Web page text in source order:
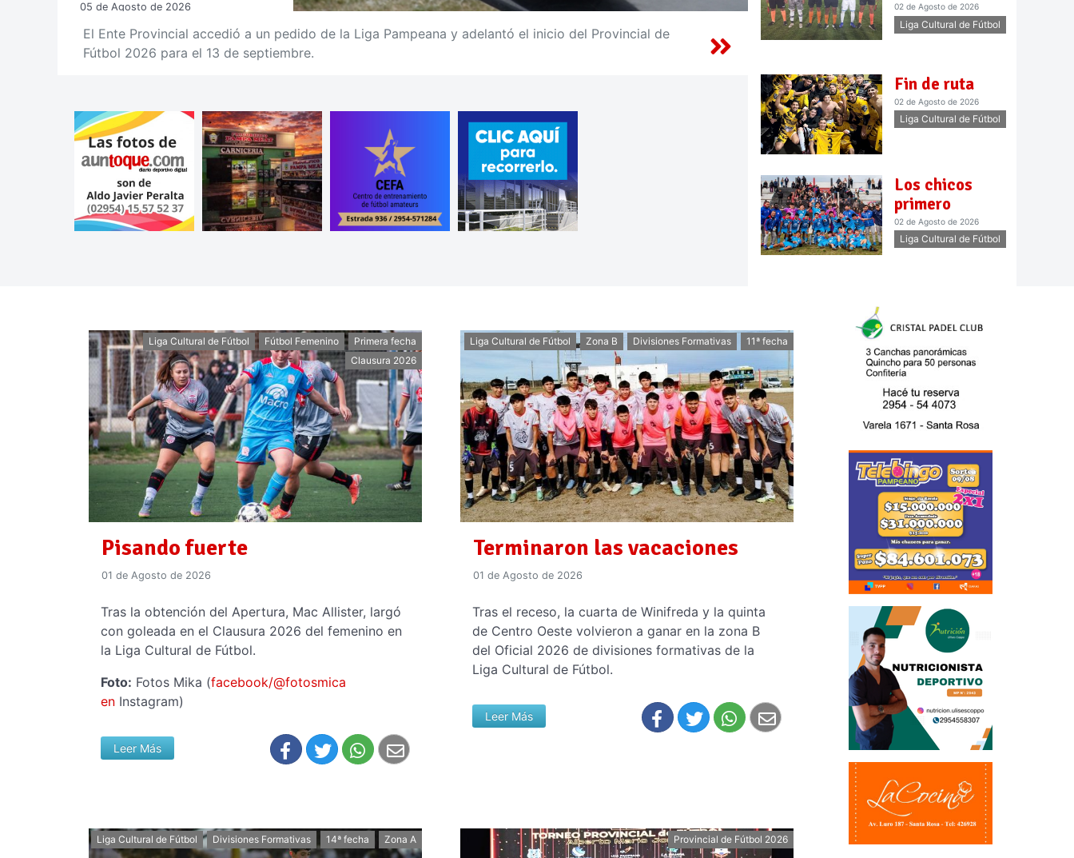
05 de Agosto de 2026
El Ente Provincial accedió a un pedido de la Liga Pampeana y adelantó el inicio del Provincial de
Fútbol 2026 para el 13 de septiembre.
02 de Agosto de 2026
Liga Cultural de Fútbol
Fin de ruta
02 de Agosto de 2026
Liga Cultural de Fútbol
Los chicos
primero
02 de Agosto de 2026
Liga Cultural de Fútbol
Liga Cultural de Fútbol Fútbol Femenino
Primera fecha
Clausura 2026
Pisando fuerte
01 de Agosto de 2026
Tras la obtención del Apertura, Mac Allister, largó
con goleada en el Clausura 2026 del femenino en
la Liga Cultural de Fútbol.
Foto: Fotos Mika (facebook/@fotosmica
en Instagram)
Leer Más
Liga Cultural de Fútbol Zona B Divisiones Formativas 11ª fecha
Terminaron las vacaciones
01 de Agosto de 2026
Tras el receso, la cuarta de Winifreda y la quinta
de Centro Oeste volvieron a ganar en la zona B
del Oficial 2026 de divisiones formativas de la
Liga Cultural de Fútbol.
Leer Más
Liga Cultural de Fútbol Divisiones Formativas 14ª fecha Zona A Provincial de Fútbol 2026